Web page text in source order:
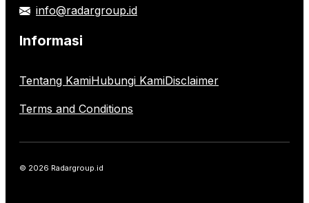
info@radargroup.id
Informasi
Tentang KamiHubungi KamiDisclaimer
Terms and Conditions
© 2026 Radargroup.id